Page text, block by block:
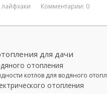
Комментарии: 0
для дачи
отопления
котлов для водяного
отопления